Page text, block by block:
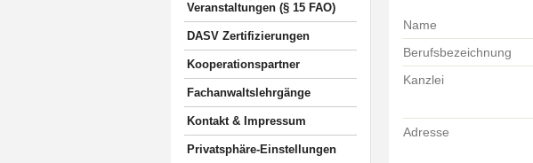
Veranstaltungen (§ 15 FAO)
DASV Zertifizierungen
Kooperationspartner
Fachanwaltslehrgänge
Kontakt & Impressum
Privatsphäre-Einstellungen
Name
Berufsbezeichnung
Kanzlei
Adresse